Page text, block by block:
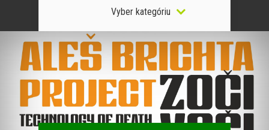
Vyber kategóriu